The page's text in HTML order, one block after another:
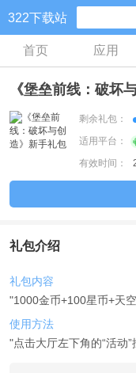
322下载站
手游分类
卡牌回合
648款手游
棋牌游戏
模拟经营
30款手游
首页 应用
《堡垒前线：破坏
剩余礼包：
适用平台：
有效时间：
礼包介绍
礼包内容
"1000金币+100星币+天
使用方法
"点击大厅左下角的“活动